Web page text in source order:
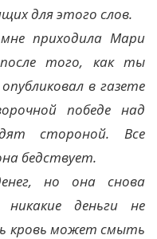
для этого слов.
приходила Мари
того, как ты
в газете
победе над
стороной. Все
бедствует.
но она снова
никакие деньги не
кровь может смыть